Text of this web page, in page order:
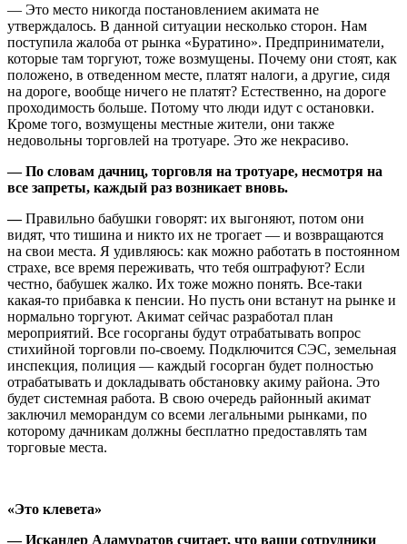
— Это место никогда постановлением акимата не
утверждалось. В данной ситуации несколько сторон. Нам
поступила жалоба от рынка «Буратино». Предприниматели,
которые там торгуют, тоже возмущены. Почему они стоят, как
положено, в отведенном месте, платят налоги, а другие, сидя
на дороге, вообще ничего не платят? Естественно, на дороге
проходимость больше. Потому что люди идут с остановки.
Кроме того, возмущены местные жители, они также
недовольны торговлей на тротуаре. Это же некрасиво.
— По словам дачниц, торговля на тротуаре, несмотря на
все запреты, каждый раз возникает вновь.
—Правильно бабушки говорят: их выгоняют, потом они
видят, что тишина и никто их не трогает — и возвращаются
на свои места. Я удивляюсь: как можно работать в постоянном
страхе, все время переживать, что тебя оштрафуют? Если
честно, бабушек жалко. Их тоже можно понять. Все-таки
какая-то прибавка к пенсии. Но пусть они встанут на рынке и
нормально торгуют. Акимат сейчас разработал план
мероприятий. Все госорганы будут отрабатывать вопрос
стихийной торговли по-своему. Подключится СЭС, земельная
инспекция, полиция — каждый госорган будет полностью
отрабатывать и докладывать обстановку акиму района. Это
будет системная работа. В свою очередь районный акимат
заключил меморандум со всеми легальными рынками, по
которому дачникам должны бесплатно предоставлять там
торговые места.
«Это клевета»
— Искандер Аламуратов считает, что ваши сотрудники